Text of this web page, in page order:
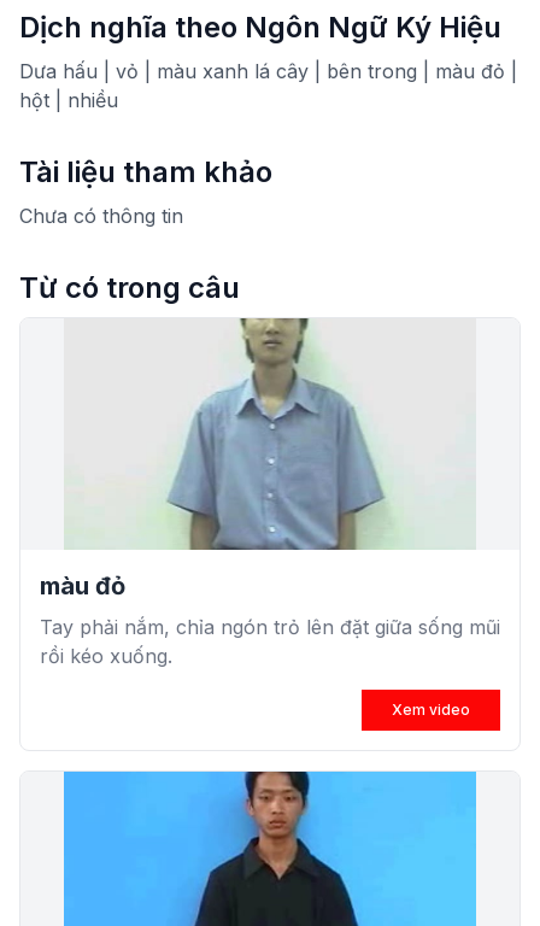
Dịch nghĩa theo Ngôn Ngữ Ký Hiệu
Dưa hấu | vỏ | màu xanh lá cây | bên trong | màu đỏ |
hột | nhiều
Tài liệu tham khảo
Chưa có thông tin
Từ có trong câu
màu đỏ
Tay phải nắm, chỉa ngón trỏ lên đặt giữa sống mũi
rồi kéo xuống.
Xem video